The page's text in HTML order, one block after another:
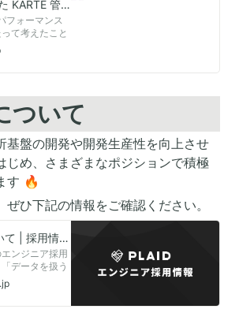
entry/2014/1
Datadog を使った KARTE 管理画面パフォーマンス改善の取り組み
フォーマンス
て考えたこと
イント、改
ついて紹介し
ついて
基盤の開発や開発生産性を向上させ
じめ、さまざまなポジションで積極
す 🔥
ぜひ下記の情報をご確認ください。
エンジニアについて | 採用情報 | 株式会社プレイド
ンジニア採用
データを扱う
大きな価値を
を実現するた
ーやプロダク